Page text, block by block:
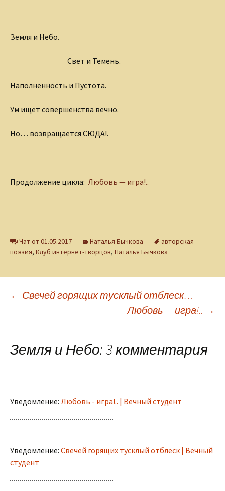
Земля и Небо.
Свет и Темень.
Наполненность и Пустота.
Ум ищет совершенства вечно.
Но… возвращается СЮДА!.
Продолжение цикла: Любовь — игра!..
Чат от 01.05.2017 Наталья Бычкова
авторская
поэзия, Клуб интернет-творцов, Наталья Бычкова
Навигация
записям
← Свечей горящих тусклый отблеск…
Любовь — игра!.. →
Земля и Небо: 3 комментария
Уведомление: Любовь - игра!.. | Вечный студент
Уведомление: Свечей горящих тусклый отблеск | Вечный
студент